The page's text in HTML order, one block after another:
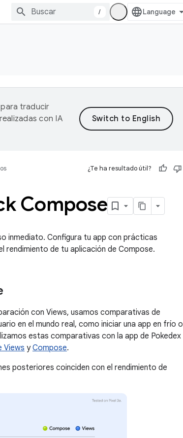
/
traducir
con IA
¿Te ha resultado útil?
Compose
inmediato. Configura tu app con prácticas
rendimiento de tu aplicación de Compose.
con Views, usamos comparativas de
en el mundo real, como iniciar una app en frío o
estas comparativas con la app de Pokedex
Views yCompose.
posteriores coinciden con el rendimiento de